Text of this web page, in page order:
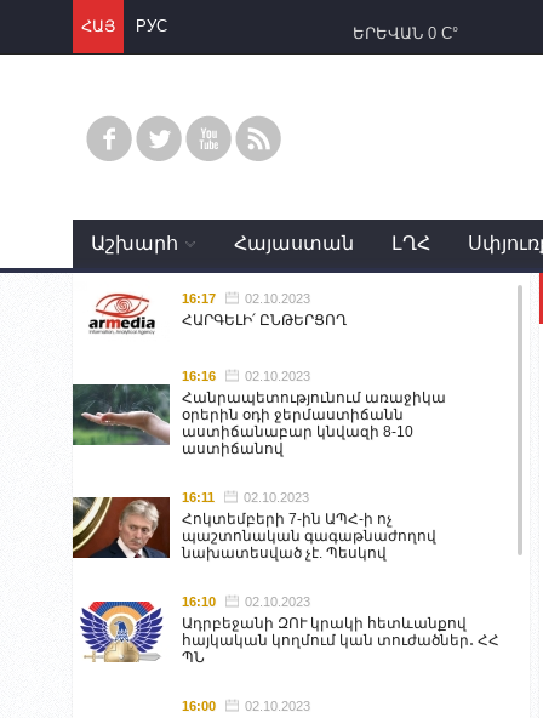
ՀԱՅ РУС ԵՐԵՎԱՆ 0 C°
Աշխարհ Հայաստան ԼՂՀ
16:17 02.10.2023
ՀԱՐԳԵԼԻ՛ ԸՆԹԵՐՑՈՂ
16:16 02.10.2023
Հանրապետությունում առաջիկա
օրերին օդի ջերմաստիճանն
աստիճանաբար կնվազի 8-10
աստիճանով
16:11 02.10.2023
Հոկտեմբերի 7-ին ԱՊՀ-ի ոչ
պաշտոնական գագաթնաժողով
նախատեսված չէ. Պեսկով
16:10 02.10.2023
Ադրբեջանի ԶՈՒ կրակի հետևանքով
հայկական կողմում կան տուժածներ․ ՀՀ
ՊՆ
16:00 02.10.2023